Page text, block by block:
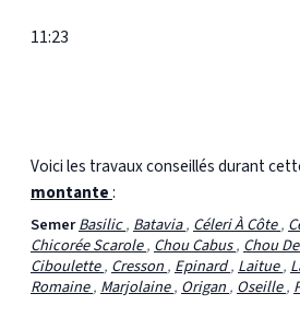
11:23
Voici les travaux conseillés durant
montante:
SemerBasilic,Batavia,Céleri À Côte,
Chicorée Scarole,Chou Cabus,Chou
Ciboulette,Cresson,Epinard,Laitue,
Romaine,Marjolaine,Origan,Oseille,